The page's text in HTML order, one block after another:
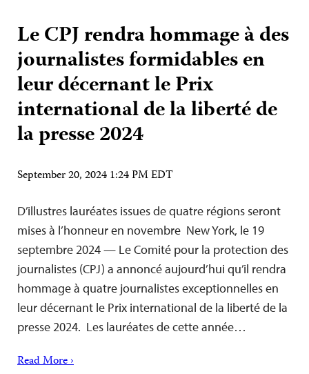
Le CPJ rendra hommage à des
journalistes formidables en
leur décernant le Prix
international de la liberté de
la presse 2024
September 20, 2024 1:24 PM EDT
D’illustres lauréates issues de quatre régions seront
mises à l’honneur en novembre New York, le 19
septembre 2024 — Le Comité pour la protection des
journalistes (CPJ) a annoncé aujourd’hui qu’il rendra
hommage à quatre journalistes exceptionnelles en
leur décernant le Prix international de la liberté de la
presse 2024. Les lauréates de cette année…
Read More ›